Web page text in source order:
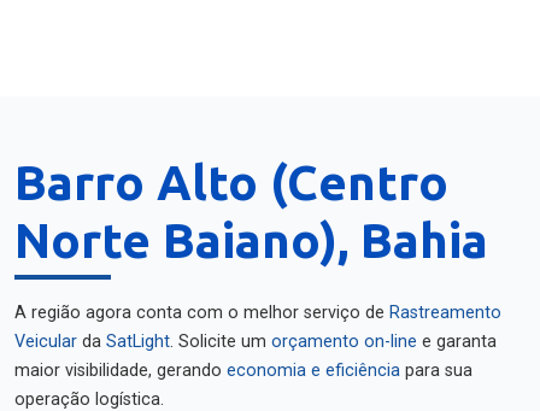
Barro Alto (Centro
Norte Baiano), Bahia
A região agora conta com o melhor serviço de Rastreamento
Veicular da SatLight. Solicite um orçamento on-line e garanta
maior visibilidade, gerando economia e eficiência para sua
operação logística.